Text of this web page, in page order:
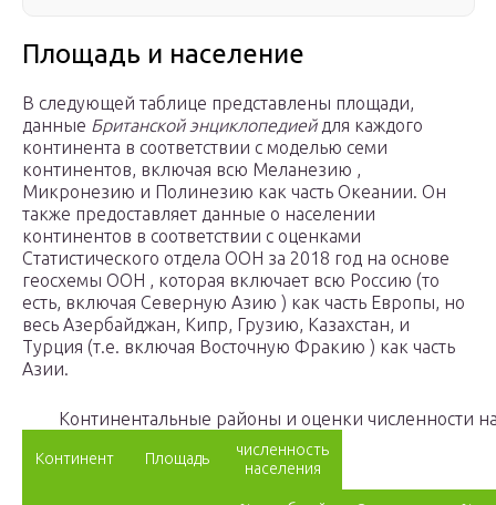
Площадь и население
В следующей таблице представлены площади,
данные Британской энциклопедиейдля каждого
континента в соответствии с моделью семи
континентов, включая всю Меланезию ,
Микронезию и Полинезию как часть Океании. Он
также предоставляет данные о населении
континентов в соответствии с оценками
Статистического отдела ООН за 2018 год на основе
геосхемы ООН , которая включает всю Россию (то
есть, включая Северную Азию ) как часть Европы, но
весь Азербайджан, Кипр, Грузию, Казахстан, и
Турция (т.е. включая Восточную Фракию ) как часть
Азии.
Континентальные районы и оценки численности
Континент Площадь
численность
населения